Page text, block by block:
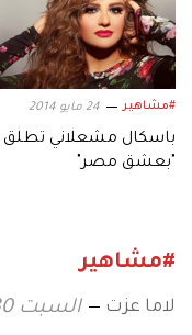
#مشاهير 24 مايو 2014
باسكال مشعلاني تطلق
"بعشق مصر"
#مشاهير
لاما عزت السبت 30 ابريل 2016 21:19